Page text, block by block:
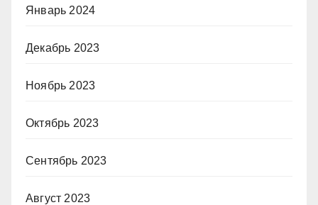
Январь 2024
Декабрь 2023
Ноябрь 2023
Октябрь 2023
Сентябрь 2023
Август 2023